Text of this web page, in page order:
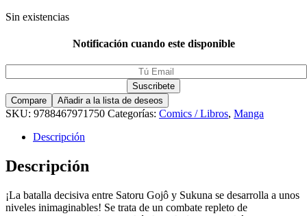
Sin existencias
Notificación cuando este disponible
Compare Añadir a la lista de deseos
SKU: 9788467971750 Categorías: Comics / Libros, Manga
Descripción
Descripción
¡La batalla decisiva entre Satoru Gojô y Sukuna se desarrolla a unos
niveles inimaginables! Se trata de un combate repleto de